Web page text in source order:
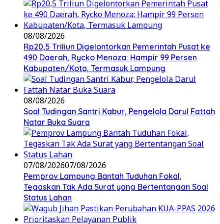
08/08/2026
Rp20,5 Triliun Digelontorkan Pemerintah Pusat ke
490 Daerah, Rycko Menoza: Hampir 99 Persen
Kabupaten/Kota, Termasuk Lampung
08/08/2026
Soal Tudingan Santri Kabur, Pengelola Darul Fattah
Natar Buka Suara
07/08/202607/08/2026
Pemprov Lampung Bantah Tuduhan Fokal,
Tegaskan Tak Ada Surat yang Bertentangan Soal
Status Lahan